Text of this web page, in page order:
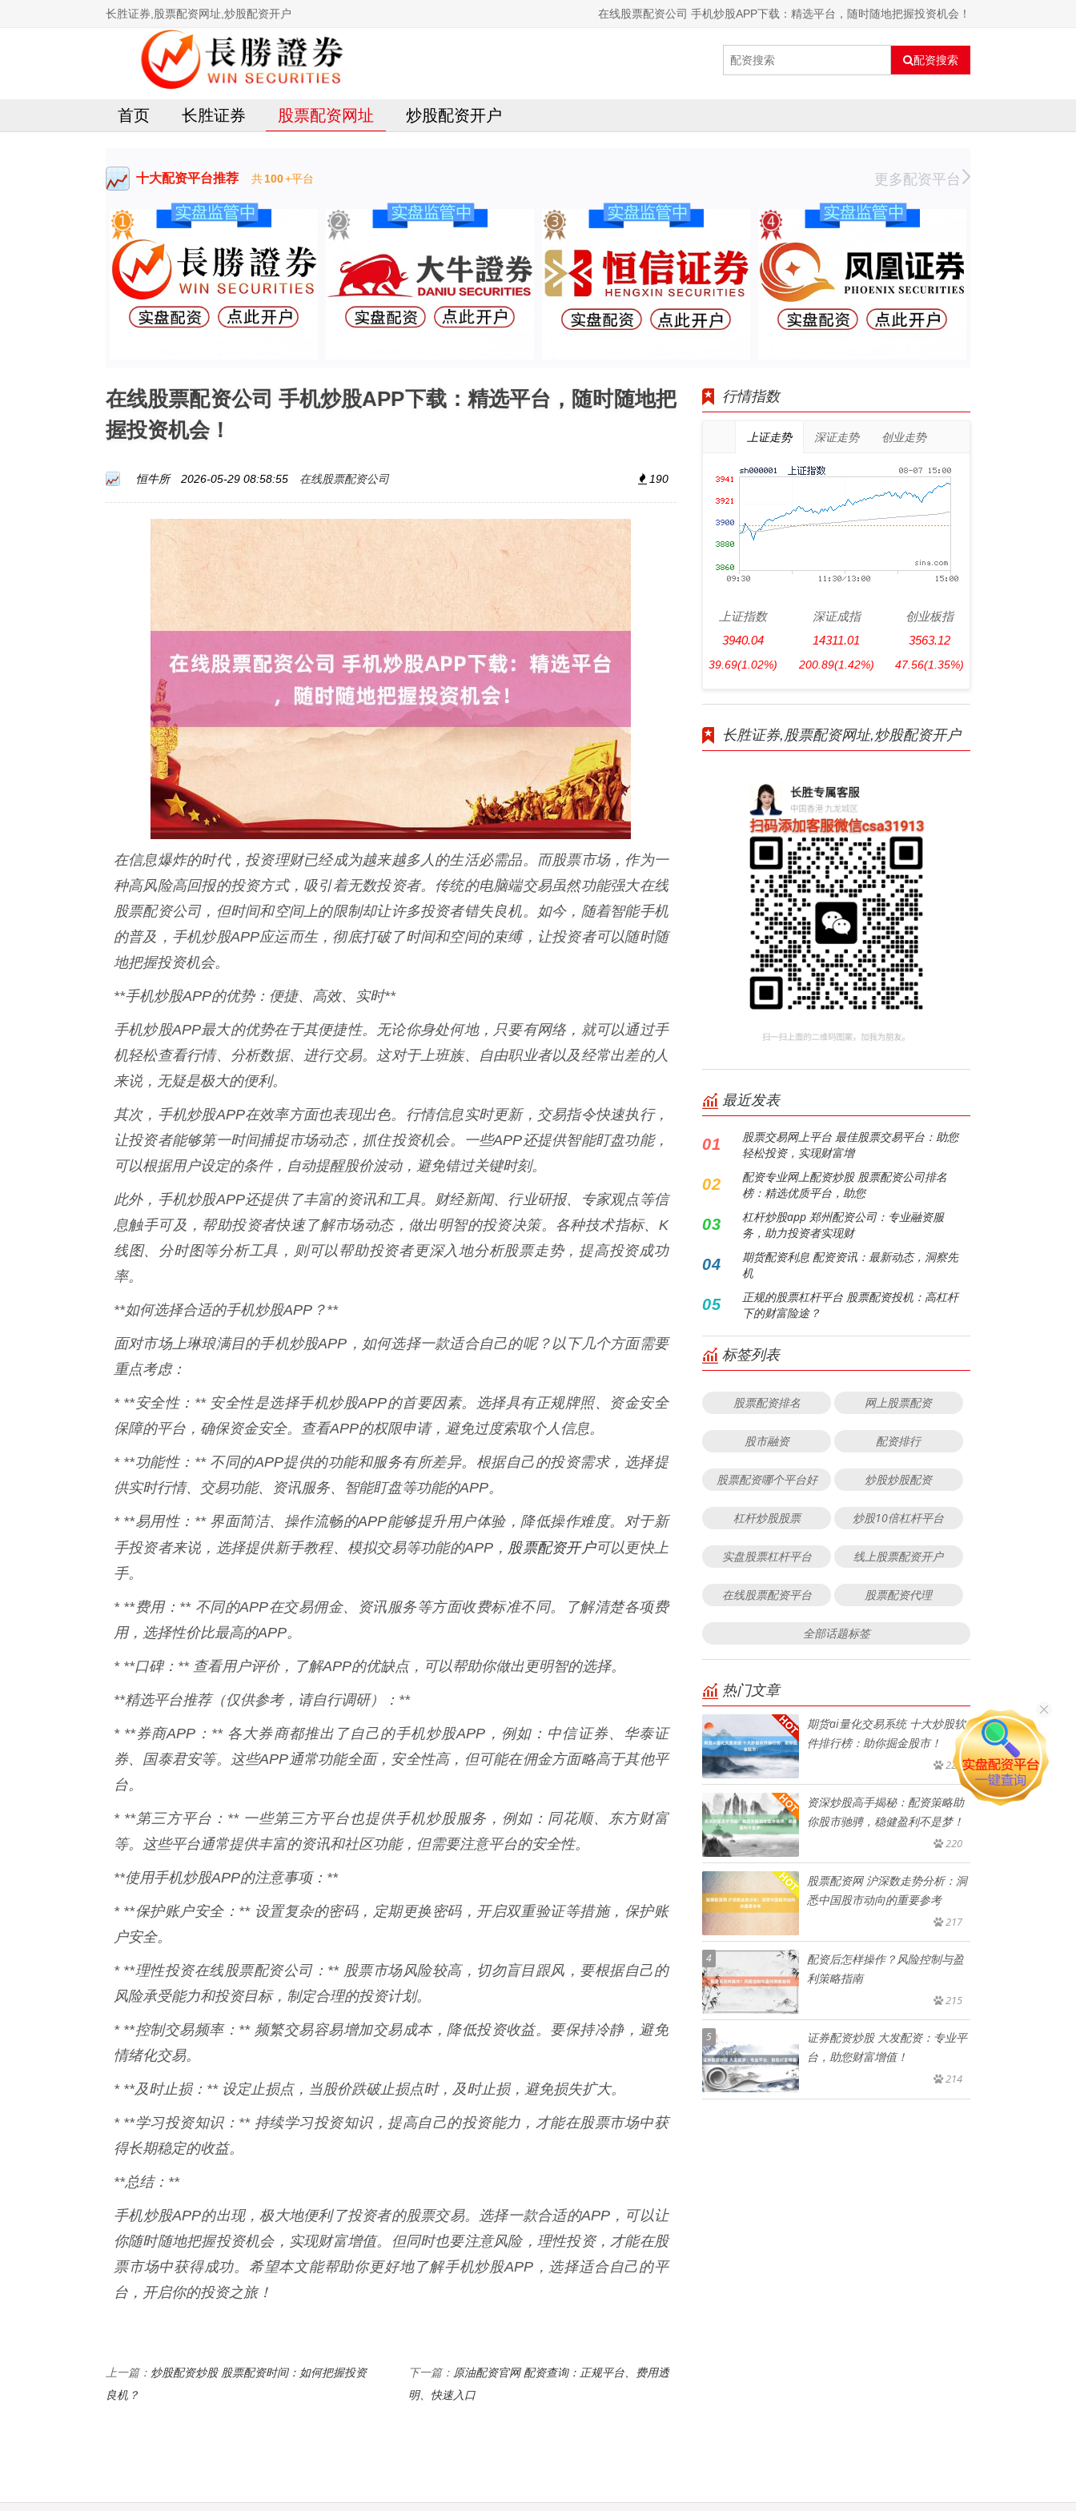
长胜证券,股票配资网址,炒股配资开户 在线股票配资公司 手机炒股APP下载：精选平台，随时随地把握投资机会！
配资搜索
首页 长胜证券 股票配资网址 炒股配资开户
十大配资平台推荐 共100+平台 更多配资平台
在线股票配资公司 手机炒股APP下载：精选平台，随时随地把
握投资机会！
恒牛所 2026-05-29 08:58:55 在线股票配资公司 190
在信息爆炸的时代，投资理财已经成为越来越多人的生活必需品。而股票市场，作为一
种高风险高回报的投资方式，吸引着无数投资者。传统的电脑端交易虽然功能强大在线
股票配资公司，但时间和空间上的限制却让许多投资者错失良机。如今，随着智能手机
的普及，手机炒股APP应运而生，彻底打破了时间和空间的束缚，让投资者可以随时随
地把握投资机会。
**手机炒股APP的优势：便捷、高效、实时**
手机炒股APP最大的优势在于其便捷性。无论你身处何地，只要有网络，就可以通过手
机轻松查看行情、分析数据、进行交易。这对于上班族、自由职业者以及经常出差的人
来说，无疑是极大的便利。
其次，手机炒股APP在效率方面也表现出色。行情信息实时更新，交易指令快速执行，
让投资者能够第一时间捕捉市场动态，抓住投资机会。一些APP还提供智能盯盘功能，
可以根据用户设定的条件，自动提醒股价波动，避免错过关键时刻。
此外，手机炒股APP还提供了丰富的资讯和工具。财经新闻、行业研报、专家观点等信
息触手可及，帮助投资者快速了解市场动态，做出明智的投资决策。各种技术指标、K
线图、分时图等分析工具，则可以帮助投资者更深入地分析股票走势，提高投资成功
率。
**如何选择合适的手机炒股APP？**
面对市场上琳琅满目的手机炒股APP，如何选择一款适合自己的呢？以下几个方面需要
重点考虑：
* **安全性：** 安全性是选择手机炒股APP的首要因素。选择具有正规牌照、资金安全
保障的平台，确保资金安全。查看APP的权限申请，避免过度索取个人信息。
* **功能性：** 不同的APP提供的功能和服务有所差异。根据自己的投资需求，选择提
供实时行情、交易功能、资讯服务、智能盯盘等功能的APP。
* **易用性：** 界面简洁、操作流畅的APP能够提升用户体验，降低操作难度。对于新
手投资者来说，选择提供新手教程、模拟交易等功能的APP， 股票配资开户可以更快上
手。
* **费用：** 不同的APP在交易佣金、资讯服务等方面收费标准不同。了解清楚各项费
用，选择性价比最高的APP。
* **口碑：** 查看用户评价，了解APP的优缺点，可以帮助你做出更明智的选择。
**精选平台推荐（仅供参考，请自行调研）：**
* **券商APP：** 各大券商都推出了自己的手机炒股APP，例如：中信证券、华泰证
券、国泰君安等。这些APP通常功能全面，安全性高，但可能在佣金方面略高于其他平
台。
* **第三方平台：** 一些第三方平台也提供手机炒股服务，例如：同花顺、东方财富
等。这些平台通常提供丰富的资讯和社区功能，但需要注意平台的安全性。
**使用手机炒股APP的注意事项：**
* **保护账户安全：** 设置复杂的密码，定期更换密码，开启双重验证等措施，保护账
户安全。
* **理性投资在线股票配资公司：** 股票市场风险较高，切勿盲目跟风，要根据自己的
风险承受能力和投资目标，制定合理的投资计划。
* **控制交易频率：** 频繁交易容易增加交易成本，降低投资收益。要保持冷静，避免
情绪化交易。
* **及时止损：** 设定止损点，当股价跌破止损点时，及时止损，避免损失扩大。
* **学习投资知识：** 持续学习投资知识，提高自己的投资能力，才能在股票市场中获
得长期稳定的收益。
**总结：**
手机炒股APP的出现，极大地便利了投资者的股票交易。选择一款合适的APP，可以让
你随时随地把握投资机会，实现财富增值。但同时也要注意风险，理性投资，才能在股
票市场中获得成功。希望本文能帮助你更好地了解手机炒股APP，选择适合自己的平
台，开启你的投资之旅！
上一篇： 炒股配资炒股 股票配资时间：如何把握投资
良机？
下一篇： 原油配资官网 配资查询：正规平台、费用透
明、快速入口
行情指数
上证走势 深证走势 创业走势
上证指数
3940.04
39.69(1.02%)
深证成指
14311.01
200.89(1.42%)
创业板指
3563.12
47.56(1.35%)
长胜证券,股票配资网址,炒股配资开户
最近发表
01
股票交易网上平台 最佳股票交易平台：助您
轻松投资，实现财富增
02
配资专业网上配资炒股 股票配资公司排名
榜：精选优质平台，助您
03
杠杆炒股app 郑州配资公司：专业融资服
务，助力投资者实现财
04
期货配资利息 配资资讯：最新动态，洞察先
机
05
正规的股票杠杆平台 股票配资投机：高杠杆
下的财富险途？
标签列表
股票配资排名 网上股票配资
股市融资 配资排行
股票配资哪个平台好 炒股炒股配资
杠杆炒股股票 炒股10倍杠杆平台
实盘股票杠杆平台 线上股票配资开户
在线股票配资平台 股票配资代理
全部话题标签
热门文章
期货ai量化交易系统 十大炒股软
件排行榜：助你掘金股市！
223
资深炒股高手揭秘：配资策略助
你股市驰骋，稳健盈利不是梦！
220
股票配资网 沪深数走势分析：洞
悉中国股市动向的重要参考
217
4
配资后怎样操作？风险控制与盈
利策略指南
215
5
证券配资炒股 大发配资：专业平
台，助您财富增值！
214